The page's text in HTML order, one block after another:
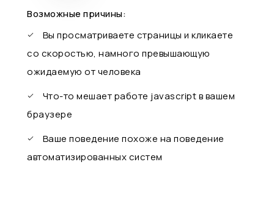
Возможные причины:
Вы просматриваете страницы и кликаете
со скоростью, намного превышающую
ожидаемую от человека
Что-то мешает работе javascript в вашем
браузере
Ваше поведение похоже на поведение
автоматизированных систем